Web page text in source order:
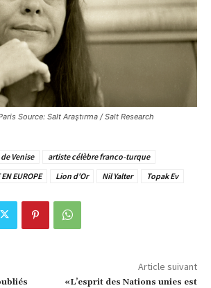
Source: Salt Araştırma / Salt Research
Venise
artiste célèbre franco-turque
EUROPE
Lion d'Or Nil Yalter Topak Ev
Article suivant
«L’esprit des Nations unies est